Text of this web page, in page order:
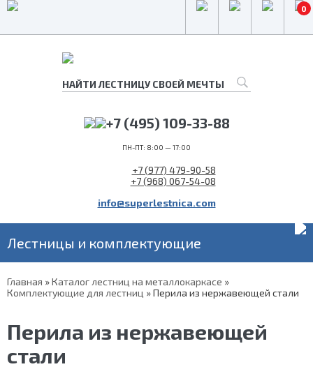
0
+7 (495) 109-33-88
ПН-ПТ: 8:00 — 17:00
+7 (977) 479-90-58
+7 (968) 067-54-08
info@superlestnica.com
Лестницы и комплектующие
Главная »Каталог лестниц на металлокаркасе »
Комплектующие для лестниц »Перила из нержавеющей стали
Перила из нержавеющей
стали